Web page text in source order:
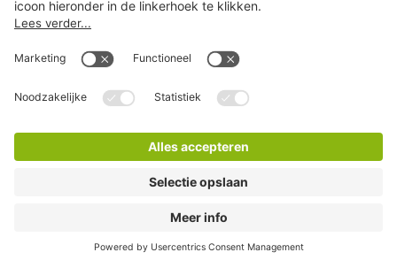
Copyright
Privacy statement
Disclaimer